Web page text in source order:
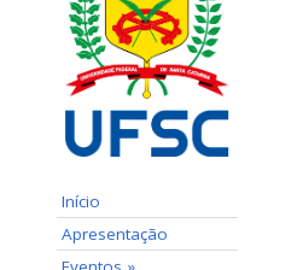
Início
Apresentação